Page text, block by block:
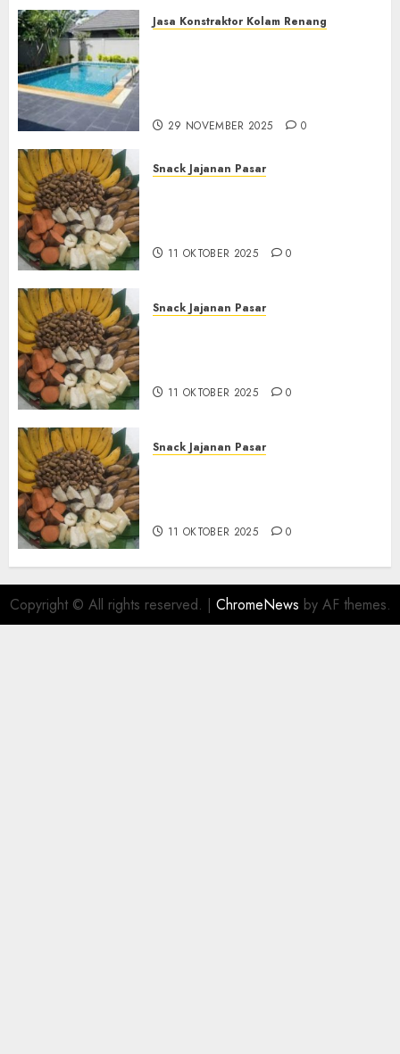
Jasa Konstraktor Kolam Renang
29 NOVEMBER 2025 0
Snack Jajanan Pasar
11 OKTOBER 2025 0
Snack Jajanan Pasar
11 OKTOBER 2025 0
Snack Jajanan Pasar
11 OKTOBER 2025 0
Copyright © All rights reserved. | ChromeNews by AF themes.